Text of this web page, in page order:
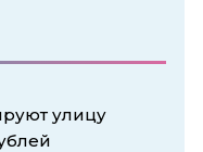
улицу